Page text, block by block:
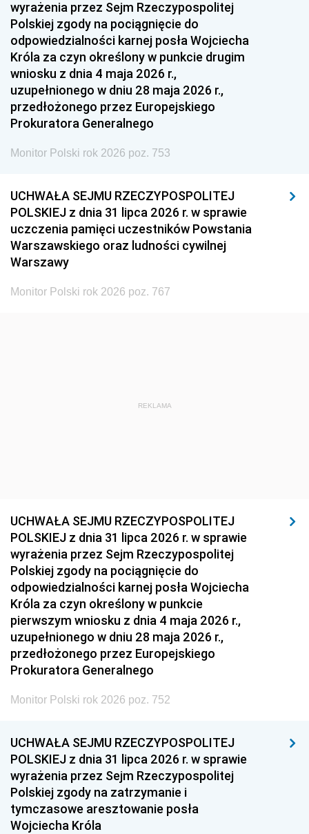
1951 1950 1949
1948 1947
1939 1938 1937
1936 1930
wyrażenia przez Sejm Rzeczypospolitej
Polskiej zgody na pociągnięcie do
odpowiedzialności karnej posła Wojciecha
Króla za czyn określony w punkcie drugim
wniosku z dnia 4 maja 2026 r.,
uzupełnionego w dniu 28 maja 2026 r.,
przedłożonego przez Europejskiego
Prokuratora Generalnego
Monitor Polski rok 2026 poz. 753
UCHWAŁA SEJMU RZECZYPOSPOLITEJ
POLSKIEJ z dnia 31 lipca 2026 r. w sprawie
uczczenia pamięci uczestników Powstania
Warszawskiego oraz ludności cywilnej
Warszawy
Monitor Polski rok 2026 poz. 767
REKLAMA
UCHWAŁA SEJMU RZECZYPOSPOLITEJ
POLSKIEJ z dnia 31 lipca 2026 r. w sprawie
wyrażenia przez Sejm Rzeczypospolitej
Polskiej zgody na pociągnięcie do
odpowiedzialności karnej posła Wojciecha
Króla za czyn określony w punkcie
pierwszym wniosku z dnia 4 maja 2026 r.,
uzupełnionego w dniu 28 maja 2026 r.,
przedłożonego przez Europejskiego
Prokuratora Generalnego
Monitor Polski rok 2026 poz. 752
UCHWAŁA SEJMU RZECZYPOSPOLITEJ
POLSKIEJ z dnia 31 lipca 2026 r. w sprawie
wyrażenia przez Sejm Rzeczypospolitej
Polskiej zgody na zatrzymanie i
tymczasowe aresztowanie posła
Wojciecha Króla